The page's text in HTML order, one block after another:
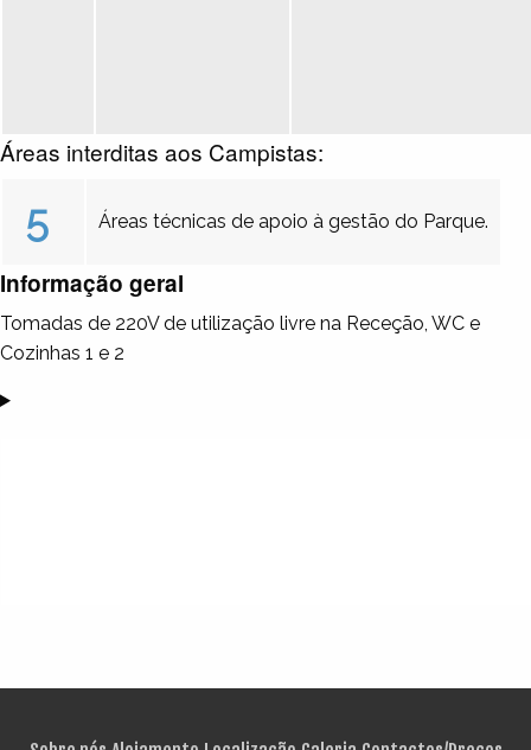
Áreas interditas aos Campistas:
5 Áreas técnicas de apoio à gestão do Parque.
Informação geral
Tomadas de 220V de utilização livre na Receção, WC e
Cozinhas 1 e 2